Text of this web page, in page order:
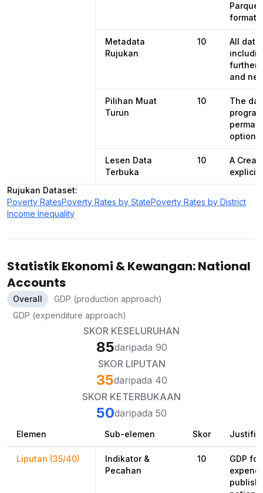
format).
Metadata
Rujukan
10
All
further
and
Pilihan Muat
Turun
10
The
options
Lesen Data
Terbuka
10
A
Rujukan Dataset:
Poverty RatesPoverty Rates by StatePoverty Rates by District
Income Inequality
Statistik Ekonomi & Kewangan: National
Accounts
Overall
GDP (production approach)
GDP (expenditure approach)
SKOR KESELURUHAN
85daripada 90
SKOR LIPUTAN
35daripada 40
SKOR KETERBUKAAN
50daripada 50
Elemen Sub-elemen Skor
Liputan (35/40)
Indikator &
Pecahan
10
GDP